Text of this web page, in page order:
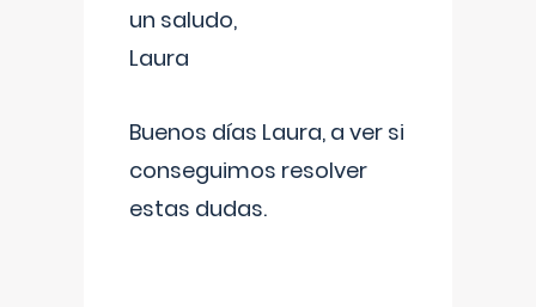
un saludo,
Laura
Buenos días Laura, a ver si
conseguimos resolver
estas dudas.